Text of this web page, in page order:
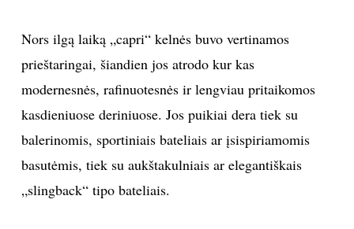
MENAS
ORAI
ĮDOMYBĖS
ISTORIJA
Nors ilgą laiką „capri“ kelnės buvo vertinamos
prieštaringai, šiandien jos atrodo kur kas
modernesnės, rafinuotesnės ir lengviau pritaikomos
kasdieniuose deriniuose. Jos puikiai dera tiek su
balerinomis, sportiniais bateliais ar įsispiriamomis
basutėmis, tiek su aukštakulniais ar elegantiškais
„slingback“ tipo bateliais.